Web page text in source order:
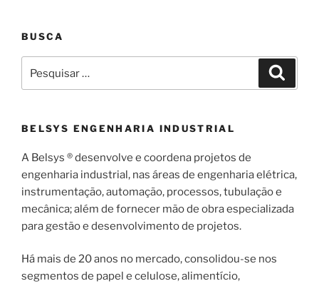
BUSCA
por:
BELSYS ENGENHARIA INDUSTRIAL
A Belsys ® desenvolve e coordena projetos de
engenharia industrial, nas áreas de engenharia elétrica,
instrumentação, automação, processos, tubulação e
mecânica; além de fornecer mão de obra especializada
para gestão e desenvolvimento de projetos.
Há mais de 20 anos no mercado, consolidou-se nos
segmentos de papel e celulose, alimentício,